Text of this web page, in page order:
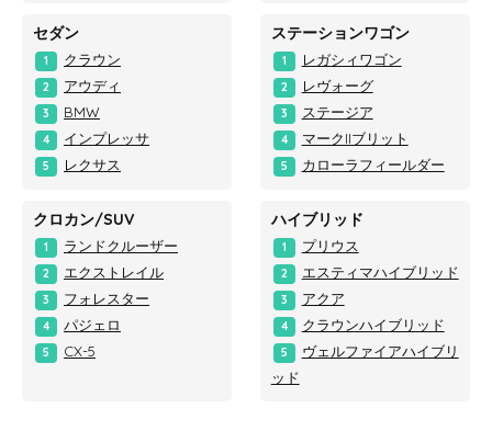
セダン
1 クラウン
2 アウディ
3 BMW
4 インプレッサ
5 レクサス
ステーションワゴン
1 レガシィワゴン
2 レヴォーグ
3 ステージア
4 マークIIブリット
5 カローラフィールダー
クロカン/SUV
1 ランドクルーザー
2 エクストレイル
3 フォレスター
4 パジェロ
5 CX-5
ハイブリッド
1 プリウス
2 エスティマハイブリッド
3 アクア
4 クラウンハイブリッド
5
ヴェルファイアハイブリ
ッド